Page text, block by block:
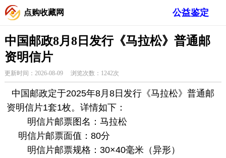
公益鉴定
点购收藏网
中国邮政8月8日发行《马拉松》普通邮
资明信片
更新时间：2026-08-09 浏览次数：1242次
中国邮政定于2025年8月8日发行《马拉松》普通邮
资明信片1套1枚。详情如下：
明信片邮票图名：马拉松
明信片邮票面值：80分
明信片邮票规格：30×40毫米（异形）